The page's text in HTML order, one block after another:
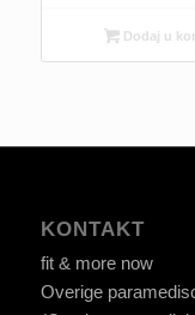
Dodaj u
KONTAKT
fit & more now
Overige